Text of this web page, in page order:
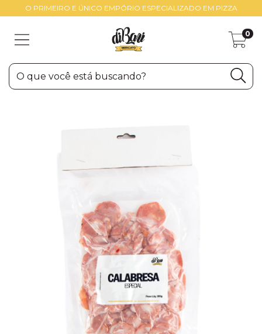
O PRIMEIRO E ÚNICO EMPÓRIO ESPECIALIZADO EM PIZZA
0